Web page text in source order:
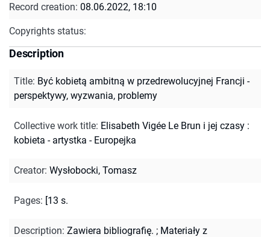
Record creation: 08.06.2022, 18:10
Copyrights status:
Description
Title: Być kobietą ambitną w przedrewolucyjnej Francji -
perspektywy, wyzwania, problemy
Collective work title: Elisabeth Vigée Le Brun i jej czasy :
kobieta - artystka - Europejka
Creator: Wysłobocki, Tomasz
Pages: [13 s.
Description: Zawiera bibliografię. ; Materiały z